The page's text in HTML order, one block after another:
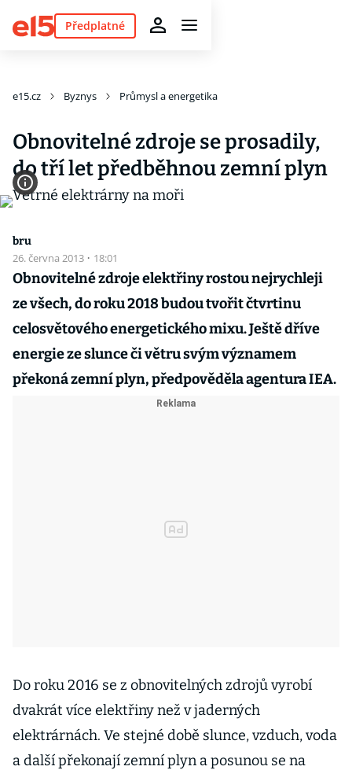
Předplatné
e15.cz Byznys Průmysl a energetika
Obnovitelné zdroje se prosadily,
do tří let předběhnou zemní plyn
bru
26. června 2013 · 18:01
Obnovitelné zdroje elektřiny rostou nejrychleji
ze všech, do roku 2018 budou tvořit čtvrtinu
celosvětového energetického mixu. Ještě dříve
energie ze slunce či větru svým významem
překoná zemní plyn, předpověděla agentura IEA.
Do roku 2016 se z obnovitelných zdrojů vyrobí
dvakrát více elektřiny než v jaderných
elektrárnách. Ve stejné době slunce, vzduch, voda
a další překonají zemní plyn a posunou se na